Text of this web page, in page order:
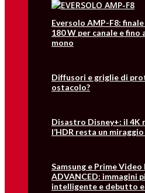
Eversolo AMP-F8:
180 W per canale e fino
mono
Diffusori e griglie di
ostacolo?
Disastro Disney+: il
l’HDR resta un
Samsung e Prime Video
ADVANCED: immagini
intelligente e debutto